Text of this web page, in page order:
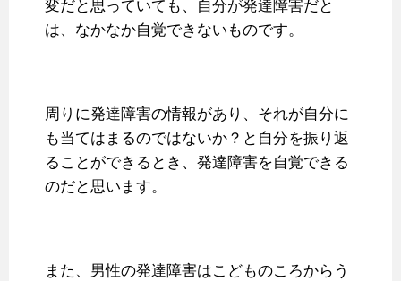
変だと思っていても、自分が発達障害だと
は、なかなか自覚できないものです。
周りに発達障害の情報があり、それが自分に
も当てはまるのではないか？と自分を振り返
ることができるとき、発達障害を自覚できる
のだと思います。
また、男性の発達障害はこどものころからう